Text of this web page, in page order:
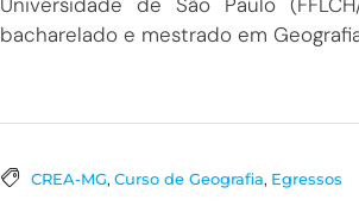
bacharelado e mestrado em
CREA-MG, Curso de Geografia, Egressos